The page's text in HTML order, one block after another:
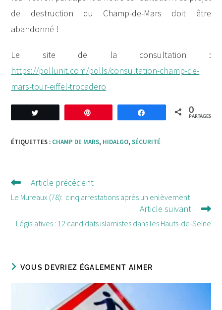
de destruction du Champ-de-Mars doit être
abandonné !
Le site de la consultation :
https://pollunit.com/polls/consultation-champ-de-
mars-tour-eiffel-trocadero
Partagez 0
PARTAGES
ÉTIQUETTES : CHAMP DE MARS, HIDALGO, SÉCURITÉ
Lire
d'autres
Article précédent
Le Mureaux (78): cinq arrestations après un enlèvement
Article suivant
Législatives : 12 candidats islamistes dans les Hauts-de-Seine
VOUS DEVRIEZ ÉGALEMENT AIMER